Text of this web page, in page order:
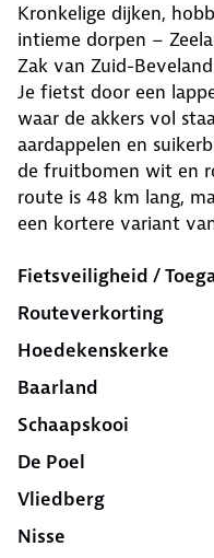
Kronkelige dijken,
intieme dorpen –
Zak van Zuid-
Je fietst door een
waar de akkers vol
aardappelen en
de fruitbomen wit en
route is 48 km lang,
een kortere variant
Fietsveiligheid /
Routeverkorting
Hoedekenskerke
Baarland
Schaapskooi
De Poel
Vliedberg
Nisse